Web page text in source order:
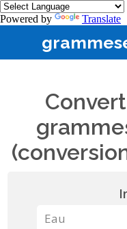
Powered by Translate